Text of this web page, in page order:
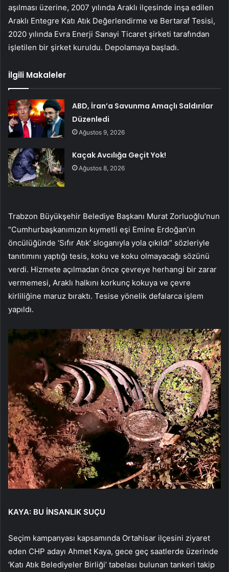
aşılması üzerine, 2007 yılında Araklı ilçesinde inşa edilen
Araklı Entegre Katı Atık Değerlendirme ve Bertaraf Tesisi,
2020 yılında Evra Enerji Sanayi Ticaret şirketi tarafından
işletilen bir şirket kuruldu. Depolamaya başladı.
İlgili Makaleler
ABD, İran’a Savunma Amaçlı Saldırılar
Düzenledi
Ağustos 9, 2026
Kaçak Avcılığa Geçit Yok!
Ağustos 8, 2026
Trabzon Büyükşehir Belediye Başkanı Murat Zorluoğlu’nun
“Cumhurbaşkanımızın kıymetli eşi Emine Erdoğan’ın
öncülüğünde ‘Sıfır Atık’ sloganıyla yola çıkıldı” sözleriyle
tanıtımını yaptığı tesis, koku ve koku olmayacağı sözünü
verdi. Hizmete açılmadan önce çevreye herhangi bir zarar
vermemesi, Araklı halkını korkunç kokuya ve çevre
kirliliğine maruz bıraktı. Tesise yönelik defalarca işlem
yapıldı.
KAYA: BU İNSANLIK SUÇU
Seçim kampanyası kapsamında Ortahisar ilçesini ziyaret
eden CHP adayı Ahmet Kaya, gece geç saatlerde üzerinde
‘Katı Atık Belediyeler Birliği’ tabelası bulunan tankeri takip